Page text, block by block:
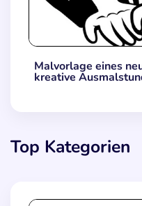
Malvorlage eines
kreative
Top Kategorien